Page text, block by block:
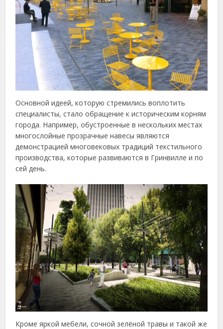
Основной идеей, которую стремились воплотить
специалисты, стало обращение к историческим корням
города. Например, обустроенные в нескольких местах
многослойные прозрачные навесы являются
демонстрацией многовековых традиций текстильного
производства, которые развиваются в Гринвилле и по
сей день.
Кроме яркой мебели, сочной зелёной травы и такой же